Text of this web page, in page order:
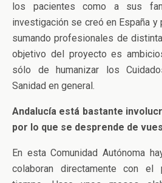
los pacientes como a sus
investigación se creó en España y
sumando profesionales de
objetivo del proyecto es
sólo de humanizar los
Sanidad en general.
Andalucía está bastante
por lo que se desprende de
En esta Comunidad Autónoma
colaboran directamente con el